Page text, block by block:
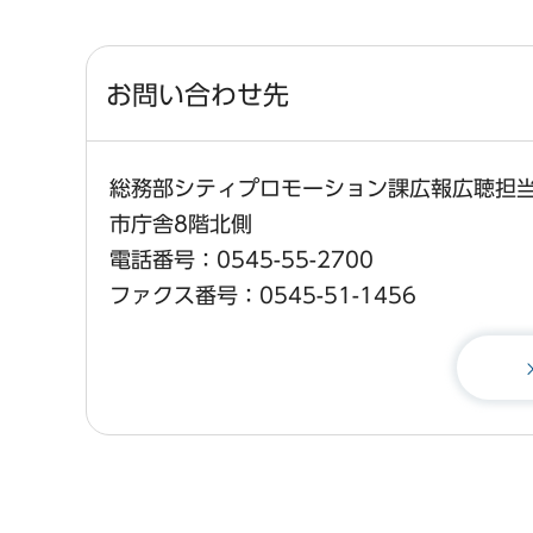
お問い合わせ先
総務部シティプロモーション課広報広聴担
市庁舎8階北側
電話番号：0545-55-2700
ファクス番号：0545-51-1456